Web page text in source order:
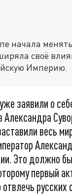
начала
своё
Империю.
заявили о
Александра
весь
Это должно
первый
русских